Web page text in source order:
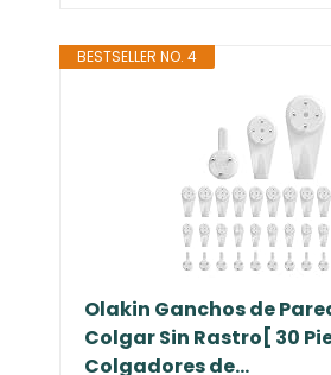
BESTSELLER NO. 4
Olakin Ganchos de
Colgar Sin Rastro[ 30
Colgadores de...